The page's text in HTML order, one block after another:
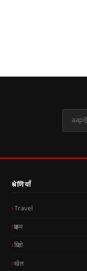
श्रेणियाँ
Travel
क्राइम
क्रिप्टो
खेल